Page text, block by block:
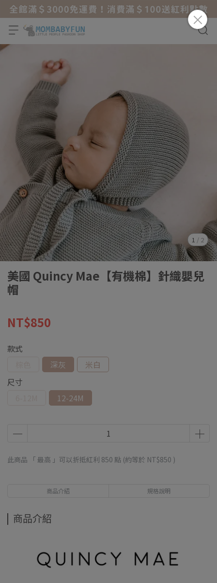
1 / 2
美國 Quincy Mae【有機棉】針織嬰兒
帽
NT$850
款式
深灰
米白
尺寸
12-24M
此商品 「 最高 」可以折抵紅利 850 點 (約等於 NT$850 )
商品介紹 規格說明
商品介紹